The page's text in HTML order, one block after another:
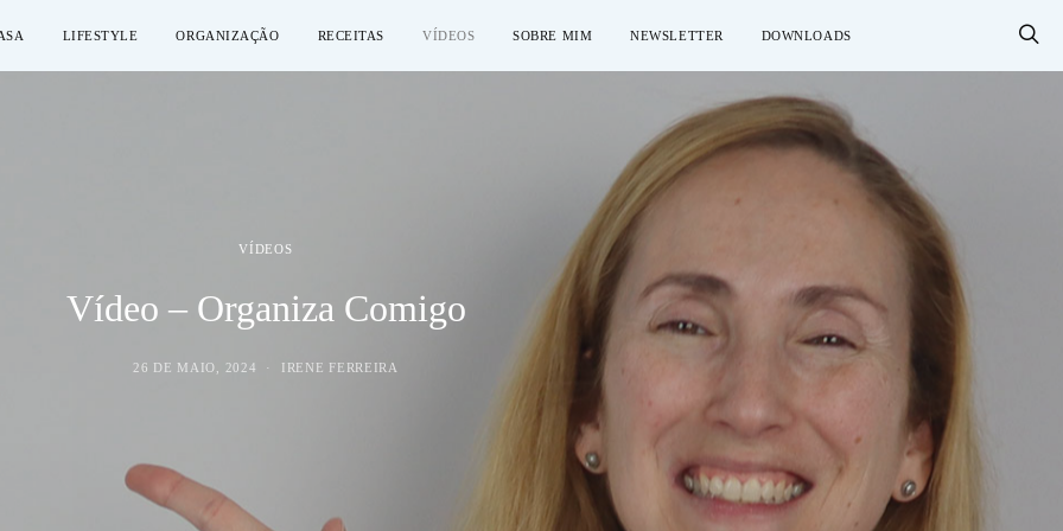
LIFESTYLE ORGANIZAÇÃO RECEITAS VÍDEOS SOBRE MIM NEWSLETTER DOWNLOADS
VÍDEOS
Vídeo – Organiza Comigo
26 DE MAIO, 2024 IRENE FERREIRA